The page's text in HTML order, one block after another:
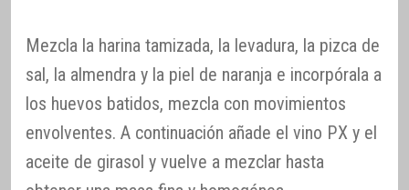
Mezcla la harina tamizada, la levadura, la pizca de
sal, la almendra y la piel de naranja e incorpórala a
los huevos batidos, mezcla con movimientos
envolventes. A continuación añade el vino PX y el
aceite de girasol y vuelve a mezclar hasta